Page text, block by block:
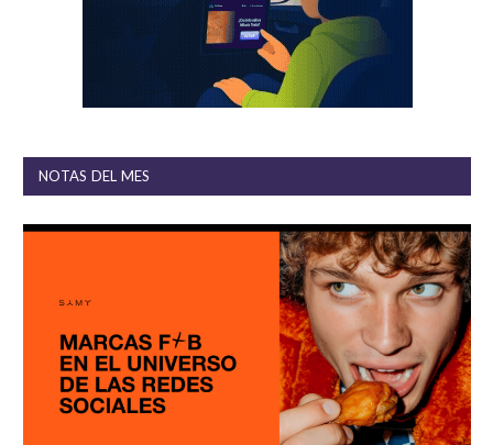
NOTAS DEL MES